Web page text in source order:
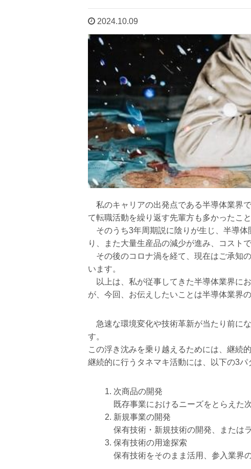
2024.10.09
私のキャリアの出発点である半導体業界
て転職活動を繰り返す先輩方も多かったこ
そのうち3年周期説に陰りが生じ、半導体
り、また大量生産品の減少が進み、コスト
その後のコロナ渦を経て、現在はご承知
います。
以上は、私が従事してきた半導体業界に
が、今回、お伝えしたいことは半導体業界
急速な環境変化や技術革新が当たり前に
す。
この浮き沈みを乗り越えるためには、継続
継続的に行うタネマキ活動には、以下の3パ
次商品の開発
既存事業におけるニーズをとらえた
新規事業の開発
保有技術・新規技術の開発、または
保有技術の用途探索
保有技術をそのまま活用、参入業界